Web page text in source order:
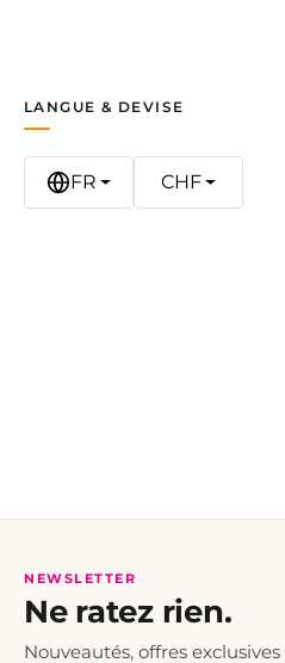
LANGUE & DEVISE
FR CHF
NEWSLETTER
Ne ratez rien.
Nouveautés, offres